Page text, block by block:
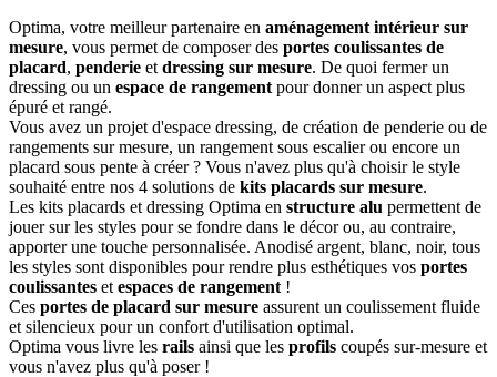
Optima, votre meilleur partenaire en aménagement intérieur sur
mesure, vous permet de composer des portes coulissantes de
placard, penderie et dressing sur mesure. De quoi fermer un
dressing ou un espace de rangement pour donner un aspect plus
épuré et rangé.
Vous avez un projet d'espace dressing, de création de penderie ou de
rangements sur mesure, un rangement sous escalier ou encore un
placard sous pente à créer ? Vous n'avez plus qu'à choisir le style
souhaité entre nos 4 solutions de kits placards sur mesure.
Les kits placards et dressing Optima en structure alu permettent de
jouer sur les styles pour se fondre dans le décor ou, au contraire,
apporter une touche personnalisée. Anodisé argent, blanc, noir, tous
les styles sont disponibles pour rendre plus esthétiques vos portes
coulissantes et espaces de rangement !
Ces portes de placard sur mesure assurent un coulissement fluide
et silencieux pour un confort d'utilisation optimal.
Optima vous livre les rails ainsi que les profils coupés sur-mesure et
vous n'avez plus qu'à poser !